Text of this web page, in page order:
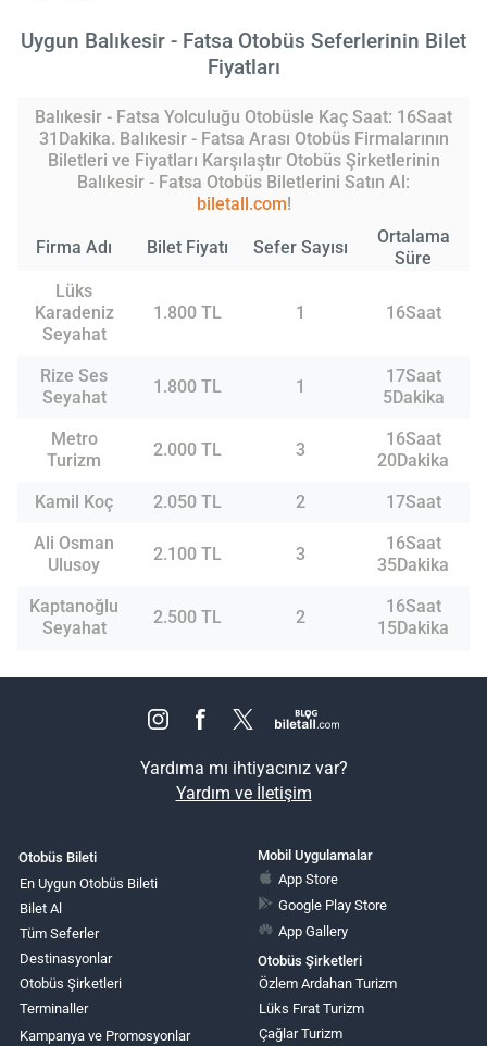
Uygun Balıkesir - Fatsa Otobüs Seferlerinin Bilet
Fiyatları
Balıkesir - Fatsa Yolculuğu Otobüsle Kaç Saat: 16Saat
31Dakika. Balıkesir - Fatsa Arası Otobüs Firmalarının
Biletleri ve Fiyatları Karşılaştır Otobüs Şirketlerinin
Balıkesir - Fatsa Otobüs Biletlerini Satın Al:
biletall.com!
Firma Adı Bilet Fiyatı Sefer Sayısı
Ortalama
Süre
Lüks
Karadeniz
Seyahat
1.800 TL 1 16Saat
Rize Ses
Seyahat
1.800 TL 1
17Saat
5Dakika
Metro
Turizm
2.000 TL 3
16Saat
20Dakika
Kamil Koç
2.050 TL 2
17Saat
Ali Osman
Ulusoy
2.100 TL 3
16Saat
35Dakika
Kaptanoğlu
Seyahat
2.500 TL 2
16Saat
15Dakika
Yardıma mı ihtiyacınız var?
Yardım ve İletişim
Otobüs Bileti
En Uygun Otobüs Bileti
Bilet Al
Tüm Seferler
Destinasyonlar
Otobüs Şirketleri
Terminaller
Kampanya ve Promosyonlar
Mobil Uygulamalar
App Store
Google Play Store
App Gallery
Otobüs Şirketleri
Özlem Ardahan Turizm
Lüks Fırat Turizm
Çağlar Turizm